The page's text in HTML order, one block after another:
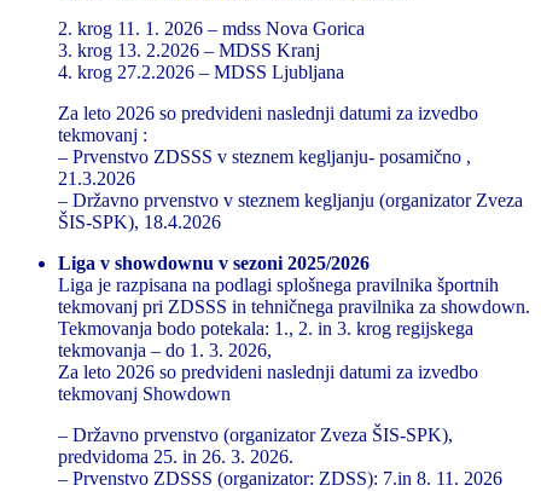
2. krog 11. 1. 2026 – mdss Nova Gorica
3. krog 13. 2.2026 – MDSS Kranj
4. krog 27.2.2026 – MDSS Ljubljana
Za leto 2026 so predvideni naslednji datumi za izvedbo
tekmovanj :
– Prvenstvo ZDSSS v steznem kegljanju- posamično ,
21.3.2026
– Državno prvenstvo v steznem kegljanju (organizator Zveza
ŠIS-SPK), 18.4.2026
Liga v showdownu v sezoni 2025/2026
Liga je razpisana na podlagi splošnega pravilnika športnih
tekmovanj pri ZDSSS in tehničnega pravilnika za showdown.
Tekmovanja bodo potekala: 1., 2. in 3. krog regijskega
tekmovanja – do 1. 3. 2026,
Za leto 2026 so predvideni naslednji datumi za izvedbo
tekmovanj Showdown
– Državno prvenstvo (organizator Zveza ŠIS-SPK),
predvidoma 25. in 26. 3. 2026.
– Prvenstvo ZDSSS (organizator: ZDSS): 7.in 8. 11. 2026